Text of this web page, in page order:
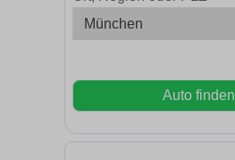
Auto finden